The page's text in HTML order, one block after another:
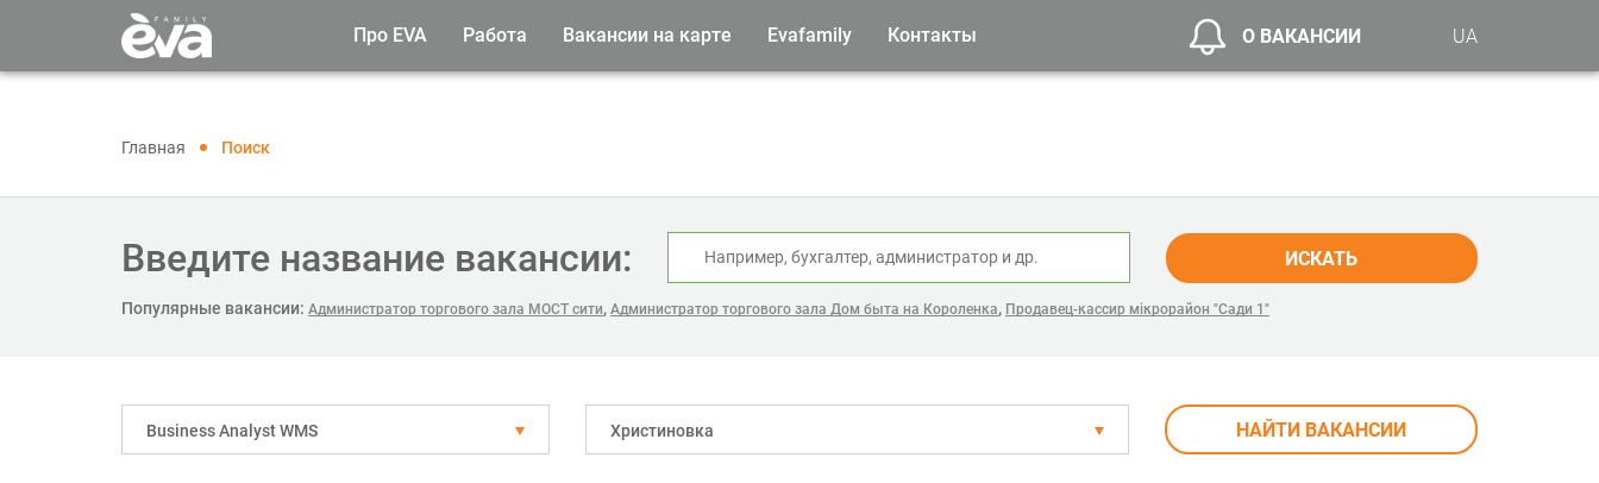
Про EVA Работа Вакансии на карте Evafamily Контакты О ВАКАНСИИ UA
Главная Поиск
Введите название вакансии: ИСКАТЬ
Популярные вакансии: Администратор торгового зала МОСТ сити, Администратор торгового зала Дом быта на Короленка, Продавец-кассир мікрорайон "Сади 1"
Business Analyst WMS Христиновка НАЙТИ ВАКАНСИИ